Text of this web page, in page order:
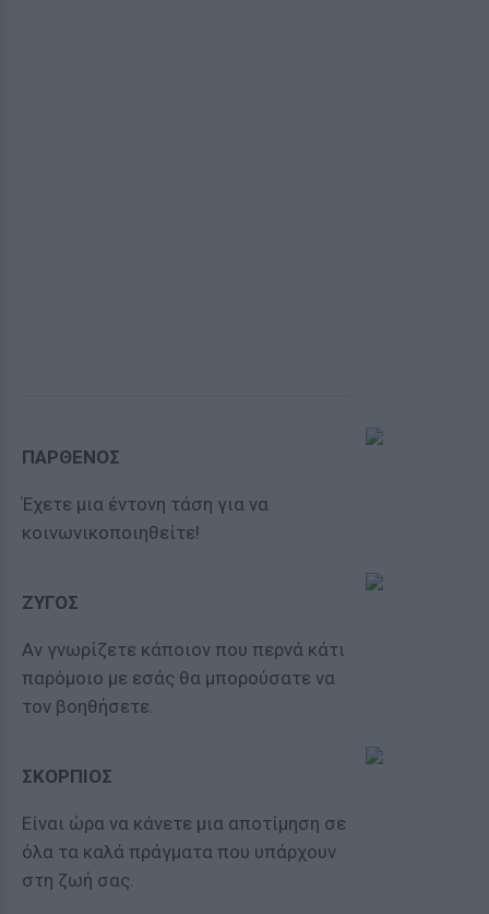
ΠΑΡΘΕΝΟΣ
Έχετε μια έντονη τάση για να
κοινωνικοποιηθείτε!
ΖΥΓΟΣ
Αν γνωρίζετε κάποιον που περνά κάτι
παρόμοιο με εσάς θα μπορούσατε να
τον βοηθήσετε.
ΣΚΟΡΠΙΟΣ
Είναι ώρα να κάνετε μια αποτίμηση σε
όλα τα καλά πράγματα που υπάρχουν
στη ζωή σας.